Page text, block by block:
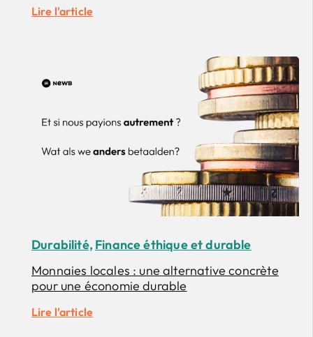
Lire l'article
Durabilité, Finance éthique et durable
Monnaies locales : une alternative concrète
pour une économie durable
Lire l'article